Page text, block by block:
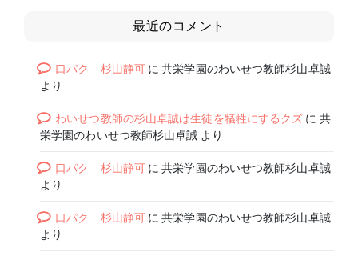
最近のコメント
口パク 杉山静可に共栄学園のわいせつ教師杉山卓誠
より
わいせつ教師の杉山卓誠は生徒を犠牲にするクズ に 共
栄学園のわいせつ教師杉山卓誠 より
口パク 杉山静可に共栄学園のわいせつ教師杉山卓誠
より
口パク 杉山静可に共栄学園のわいせつ教師杉山卓誠
より